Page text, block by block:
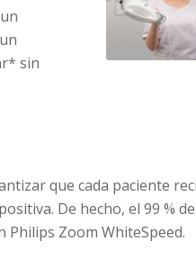
sin
que cada paciente
De hecho, el 99 %
Zoom WhiteSpeed.